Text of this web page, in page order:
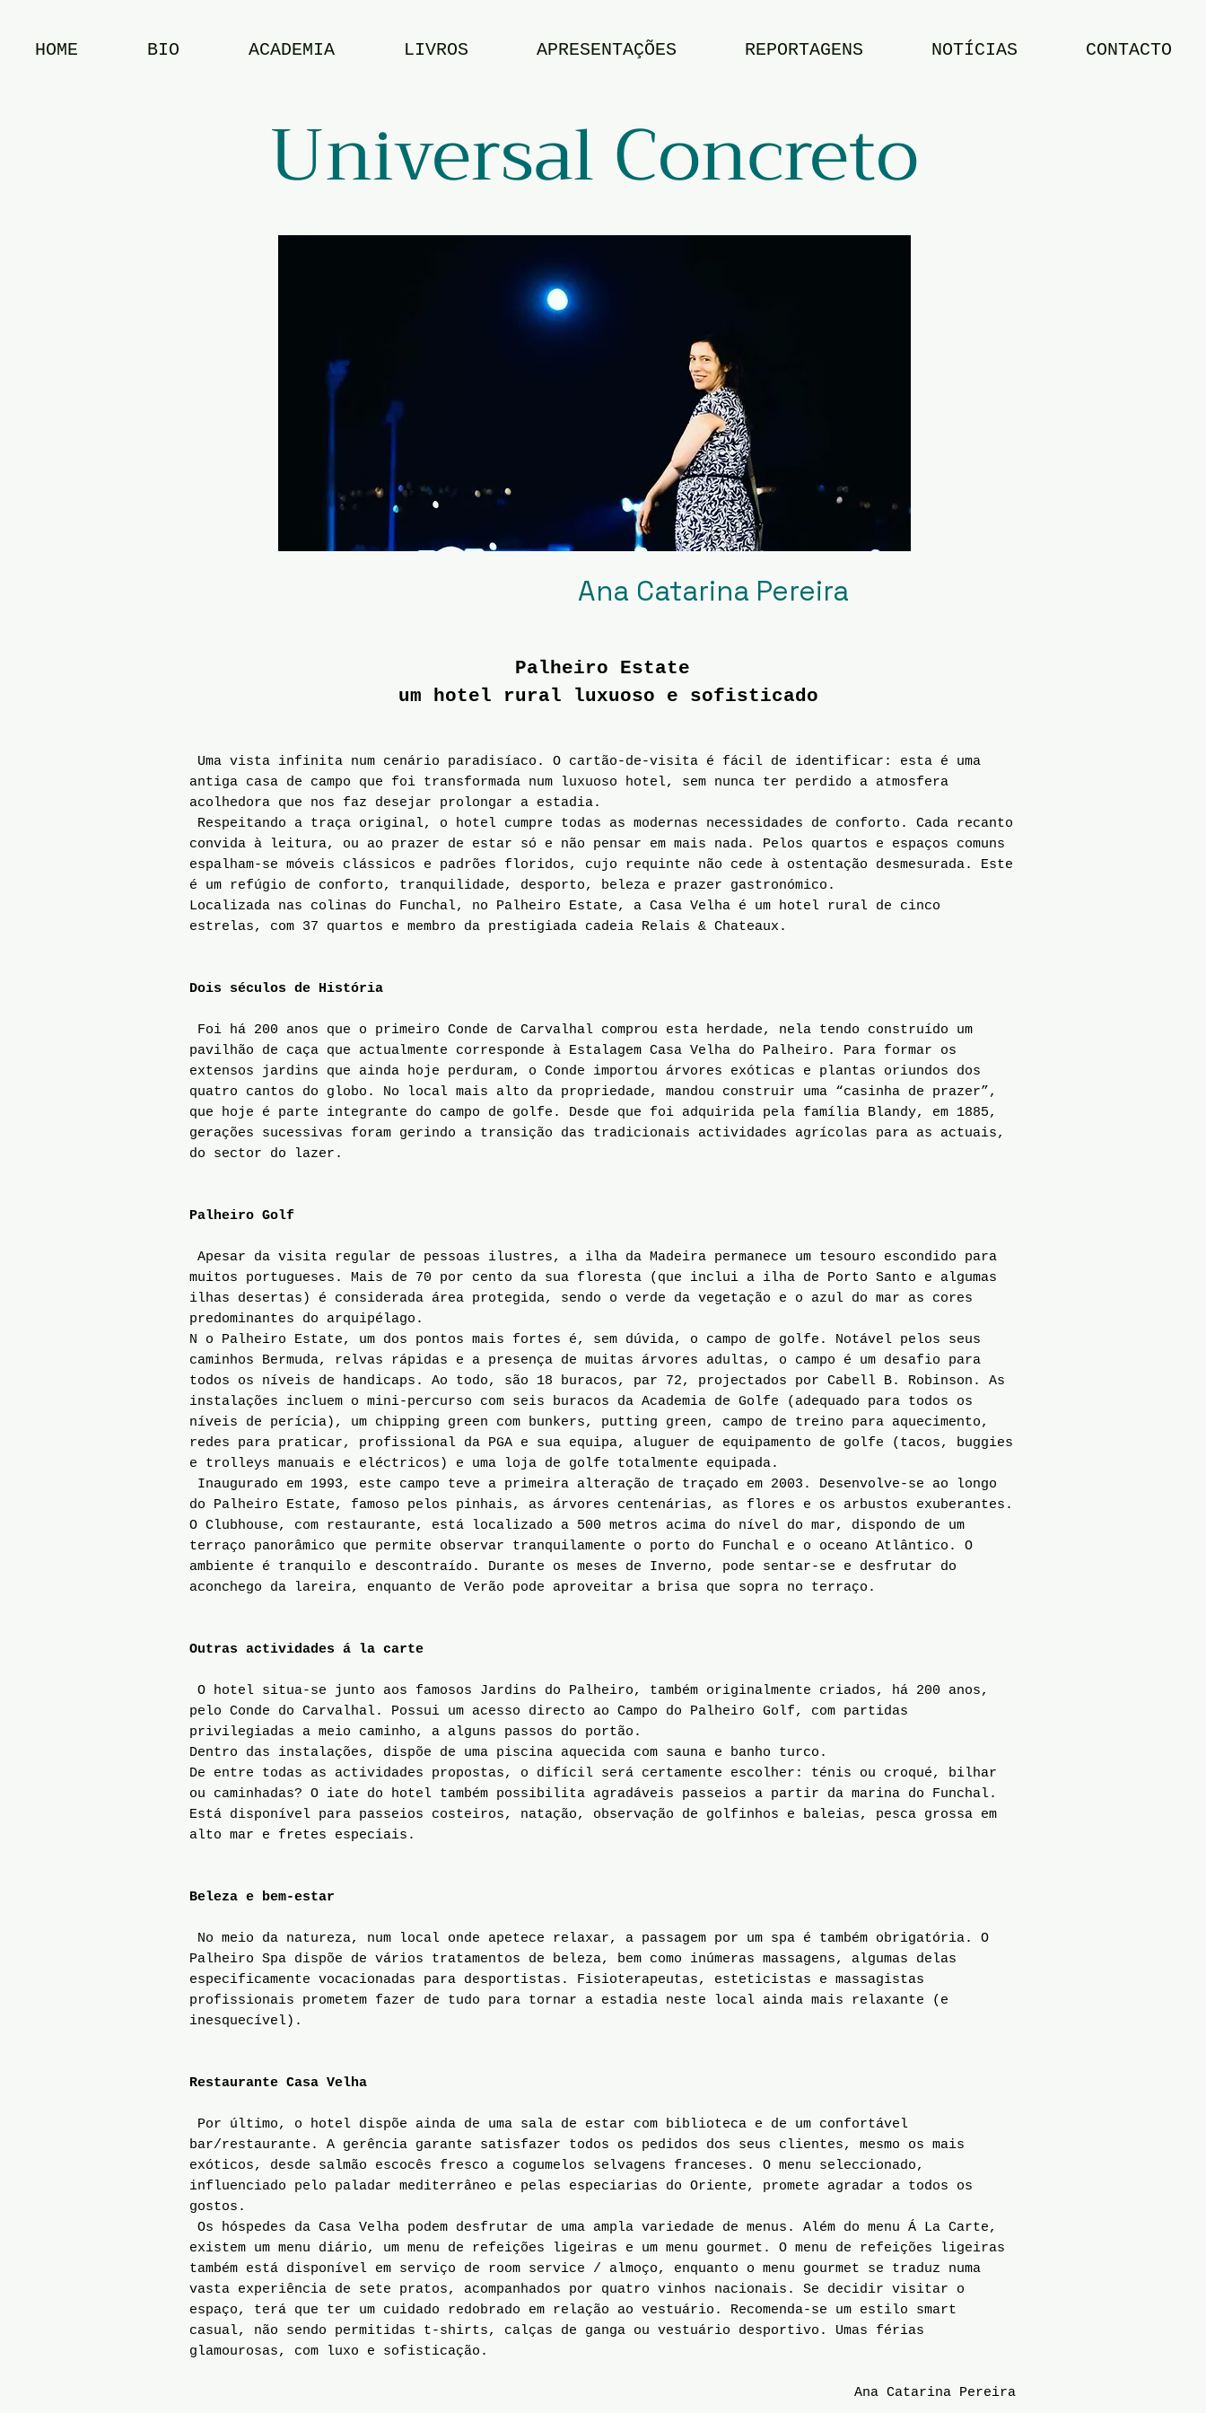
HOME BIO ACADEMIA LIVROS APRESENTAÇÕES REPORTAGENS NOTÍCIAS CONTACTO
Universal Concreto
Ana Catarina Pereira
Palheiro Estate
um hotel rural luxuoso e sofisticado
Uma vista infinita num cenário paradisíaco. O cartão-de-visita é fácil de identificar: esta é uma
antiga casa de campo que foi transformada num luxuoso hotel, sem nunca ter perdido a atmosfera
acolhedora que nos faz desejar prolongar a estadia.
Respeitando a traça original, o hotel cumpre todas as modernas necessidades de conforto. Cada recanto
convida à leitura, ou ao prazer de estar só e não pensar em mais nada. Pelos quartos e espaços comuns
espalham-se móveis clássicos e padrões floridos, cujo requinte não cede à ostentação desmesurada. Este
é um refúgio de conforto, tranquilidade, desporto, beleza e prazer gastronómico.
Localizada nas colinas do Funchal, no Palheiro Estate, a Casa Velha é um hotel rural de cinco
estrelas, com 37 quartos e membro da prestigiada cadeia Relais & Chateaux.
Dois séculos de História
Foi há 200 anos que o primeiro Conde de Carvalhal comprou esta herdade, nela tendo construído um
pavilhão de caça que actualmente corresponde à Estalagem Casa Velha do Palheiro. Para formar os
extensos jardins que ainda hoje perduram, o Conde importou árvores exóticas e plantas oriundos dos
quatro cantos do globo. No local mais alto da propriedade, mandou construir uma “casinha de prazer”,
que hoje é parte integrante do campo de golfe. Desde que foi adquirida pela família Blandy, em 1885,
gerações sucessivas foram gerindo a transição das tradicionais actividades agrícolas para as actuais,
do sector do lazer.
Palheiro Golf
Apesar da visita regular de pessoas ilustres, a ilha da Madeira permanece um tesouro escondido para
muitos portugueses. Mais de 70 por cento da sua floresta (que inclui a ilha de Porto Santo e algumas
ilhas desertas) é considerada área protegida, sendo o verde da vegetação e o azul do mar as cores
predominantes do arquipélago.
N o Palheiro Estate, um dos pontos mais fortes é, sem dúvida, o campo de golfe. Notável pelos seus
caminhos Bermuda, relvas rápidas e a presença de muitas árvores adultas, o campo é um desafio para
todos os níveis de handicaps. Ao todo, são 18 buracos, par 72, projectados por Cabell B. Robinson. As
instalações incluem o mini-percurso com seis buracos da Academia de Golfe (adequado para todos os
níveis de perícia), um chipping green com bunkers, putting green, campo de treino para aquecimento,
redes para praticar, profissional da PGA e sua equipa, aluguer de equipamento de golfe (tacos, buggies
e trolleys manuais e eléctricos) e uma loja de golfe totalmente equipada.
Inaugurado em 1993, este campo teve a primeira alteração de traçado em 2003. Desenvolve-se ao longo
do Palheiro Estate, famoso pelos pinhais, as árvores centenárias, as flores e os arbustos exuberantes.
O Clubhouse, com restaurante, está localizado a 500 metros acima do nível do mar, dispondo de um
terraço panorâmico que permite observar tranquilamente o porto do Funchal e o oceano Atlântico. O
ambiente é tranquilo e descontraído. Durante os meses de Inverno, pode sentar-se e desfrutar do
aconchego da lareira, enquanto de Verão pode aproveitar a brisa que sopra no terraço.
Outras actividades á la carte
O hotel situa-se junto aos famosos Jardins do Palheiro, também originalmente criados, há 200 anos,
pelo Conde do Carvalhal. Possui um acesso directo ao Campo do Palheiro Golf, com partidas
privilegiadas a meio caminho, a alguns passos do portão.
Dentro das instalações, dispõe de uma piscina aquecida com sauna e banho turco.
De entre todas as actividades propostas, o difícil será certamente escolher: ténis ou croqué, bilhar
ou caminhadas? O iate do hotel também possibilita agradáveis passeios a partir da marina do Funchal.
Está disponível para passeios costeiros, natação, observação de golfinhos e baleias, pesca grossa em
alto mar e fretes especiais.
Beleza e bem-estar
No meio da natureza, num local onde apetece relaxar, a passagem por um spa é também obrigatória. O
Palheiro Spa dispõe de vários tratamentos de beleza, bem como inúmeras massagens, algumas delas
especificamente vocacionadas para desportistas. Fisioterapeutas, esteticistas e massagistas
profissionais prometem fazer de tudo para tornar a estadia neste local ainda mais relaxante (e
inesquecível).
Restaurante Casa Velha
Por último, o hotel dispõe ainda de uma sala de estar com biblioteca e de um confortável
bar/restaurante. A gerência garante satisfazer todos os pedidos dos seus clientes, mesmo os mais
exóticos, desde salmão escocês fresco a cogumelos selvagens franceses. O menu seleccionado,
influenciado pelo paladar mediterrâneo e pelas especiarias do Oriente, promete agradar a todos os
gostos.
Os hóspedes da Casa Velha podem desfrutar de uma ampla variedade de menus. Além do menu Á La Carte,
existem um menu diário, um menu de refeições ligeiras e um menu gourmet. O menu de refeições ligeiras
também está disponível em serviço de room service / almoço, enquanto o menu gourmet se traduz numa
vasta experiência de sete pratos, acompanhados por quatro vinhos nacionais. Se decidir visitar o
espaço, terá que ter um cuidado redobrado em relação ao vestuário. Recomenda-se um estilo smart
casual, não sendo permitidas t-shirts, calças de ganga ou vestuário desportivo. Umas férias
glamourosas, com luxo e sofisticação.
Ana Catarina Pereira